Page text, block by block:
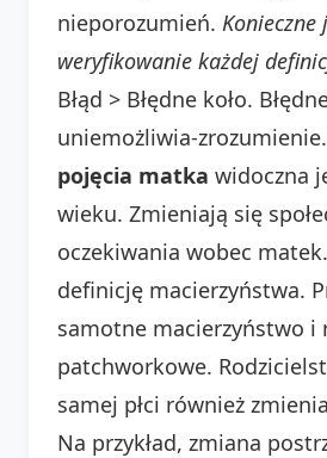
nieporozumień. Konieczne
weryfikowanie każdej
Błąd > Błędne koło.
uniemożliwia-zrozumienie.
pojęcia matka widoczna
wieku. Zmieniają się
oczekiwania wobec
definicję macierzyństwa.
samotne macierzyństwo i
patchworkowe.
samej płci również
Na przykład, zmiana